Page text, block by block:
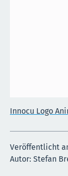
Innocu Logo
Veröffentlicht
Autor: Stefan